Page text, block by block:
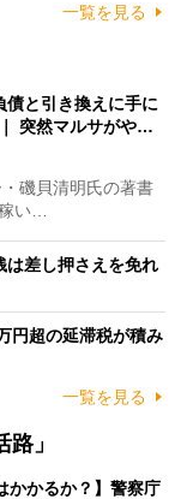
一覧を見る
債と引き換えに手に
突然マルサがや…
磯貝清明氏の著書
い…
差し押さえを免れ
円超の延滞税が積み
一覧を見る
」
かかるか？】警察庁